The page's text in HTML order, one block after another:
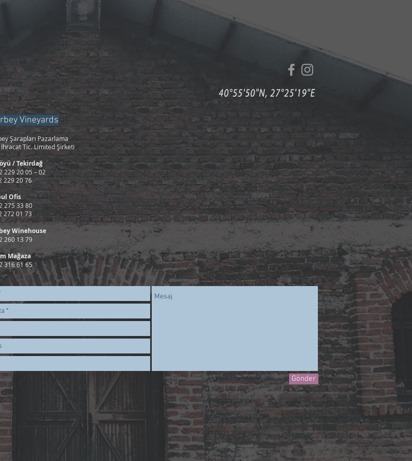
Gönder
Vineyards
Şarapları Pazarlama
Tic. Limited Şirketi
/ Tekirdağ
229 20 05 – 02
229 20 76
Ofis
275 33 80
272 01 73
Winehouse
260 13 79
Mağaza
316 61 65